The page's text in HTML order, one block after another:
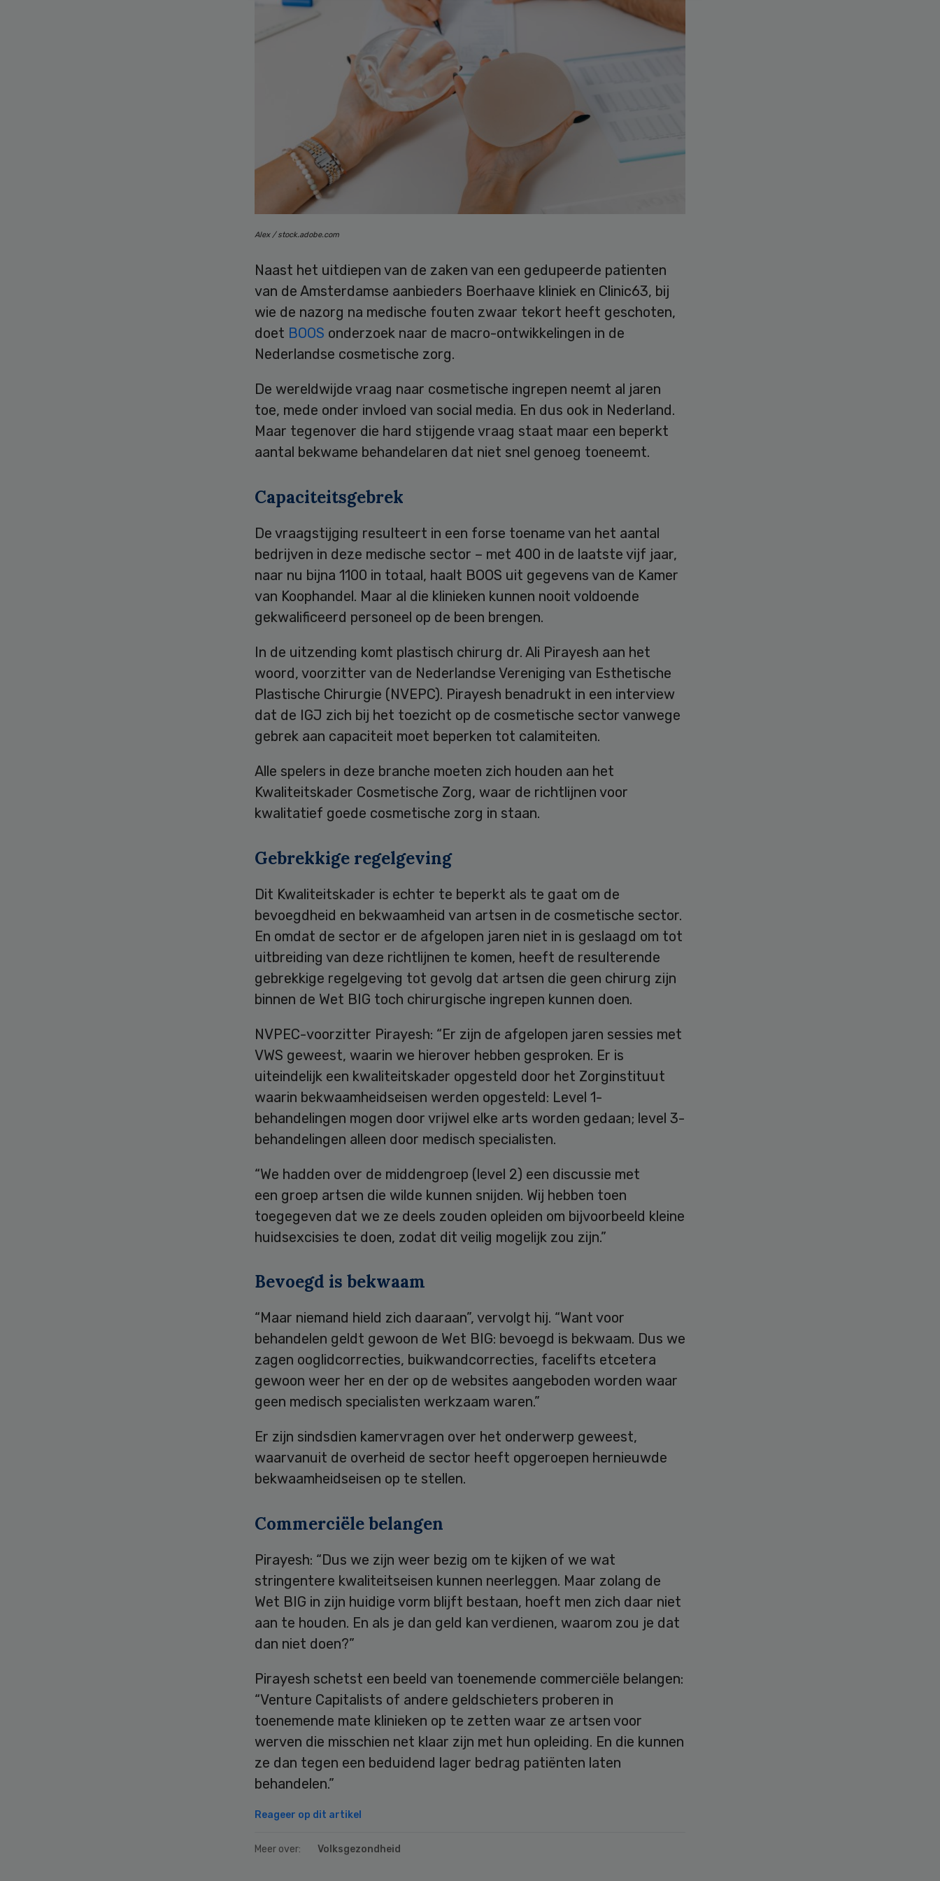
Alex / stock.adobe.com
Naast het uitdiepen van de zaken van een gedupeerde patienten
van de Amsterdamse aanbieders Boerhaave kliniek en Clinic63, bij
wie de nazorg na medische fouten zwaar tekort heeft geschoten,
doet BOOS onderzoek naar de macro-ontwikkelingen in de
Nederlandse cosmetische zorg.
De wereldwijde vraag naar cosmetische ingrepen neemt al jaren
toe, mede onder invloed van social media. En dus ook in Nederland.
Maar tegenover die hard stijgende vraag staat maar een beperkt
aantal bekwame behandelaren dat niet snel genoeg toeneemt.
Capaciteitsgebrek
De vraagstijging resulteert in een forse toename van het aantal
bedrijven in deze medische sector – met 400 in de laatste vijf jaar,
naar nu bijna 1100 in totaal, haalt BOOS uit gegevens van de Kamer
van Koophandel. Maar al die klinieken kunnen nooit voldoende
gekwalificeerd personeel op de been brengen.
In de uitzending komt plastisch chirurg dr. Ali Pirayesh aan het
woord, voorzitter van de Nederlandse Vereniging van Esthetische
Plastische Chirurgie (NVEPC). Pirayesh benadrukt in een interview
dat de IGJ zich bij het toezicht op de cosmetische sector vanwege
gebrek aan capaciteit moet beperken tot calamiteiten.
Alle spelers in deze branche moeten zich houden aan het
Kwaliteitskader Cosmetische Zorg, waar de richtlijnen voor
kwalitatief goede cosmetische zorg in staan.
Gebrekkige regelgeving
Dit Kwaliteitskader is echter te beperkt als te gaat om de
bevoegdheid en bekwaamheid van artsen in de cosmetische sector.
En omdat de sector er de afgelopen jaren niet in is geslaagd om tot
uitbreiding van deze richtlijnen te komen, heeft de resulterende
gebrekkige regelgeving tot gevolg dat artsen die geen chirurg zijn
binnen de Wet BIG toch chirurgische ingrepen kunnen doen.
NVPEC-voorzitter Pirayesh: “Er zijn de afgelopen jaren sessies met
VWS geweest, waarin we hierover hebben gesproken. Er is
uiteindelijk een kwaliteitskader opgesteld door het Zorginstituut
waarin bekwaamheidseisen werden opgesteld: Level 1-
behandelingen mogen door vrijwel elke arts worden gedaan; level 3-
behandelingen alleen door medisch specialisten.
“We hadden over de middengroep (level 2) een discussie met
een groep artsen die wilde kunnen snijden. Wij hebben toen
toegegeven dat we ze deels zouden opleiden om bijvoorbeeld kleine
huidsexcisies te doen, zodat dit veilig mogelijk zou zijn.”
Bevoegd is bekwaam
“Maar niemand hield zich daaraan”, vervolgt hij. “Want voor
behandelen geldt gewoon de Wet BIG: bevoegd is bekwaam. Dus we
zagen ooglidcorrecties, buikwandcorrecties, facelifts etcetera
gewoon weer her en der op de websites aangeboden worden waar
geen medisch specialisten werkzaam waren.”
Er zijn sindsdien kamervragen over het onderwerp geweest,
waarvanuit de overheid de sector heeft opgeroepen hernieuwde
bekwaamheidseisen op te stellen.
Commerciële belangen
Pirayesh: “Dus we zijn weer bezig om te kijken of we wat
stringentere kwaliteitseisen kunnen neerleggen. Maar zolang de
Wet BIG in zijn huidige vorm blijft bestaan, hoeft men zich daar niet
aan te houden. En als je dan geld kan verdienen, waarom zou je dat
dan niet doen?”
Pirayesh schetst een beeld van toenemende commerciële belangen:
“Venture Capitalists of andere geldschieters proberen in
toenemende mate klinieken op te zetten waar ze artsen voor
werven die misschien net klaar zijn met hun opleiding. En die kunnen
ze dan tegen een beduidend lager bedrag patiënten laten
behandelen.”
Reageer op dit artikel
Meer over: Volksgezondheid